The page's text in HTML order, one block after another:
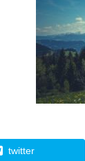
twitter